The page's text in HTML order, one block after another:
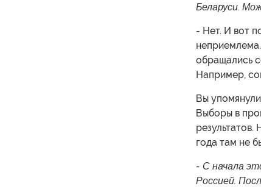
Беларуси.
- Нет. И вот
обращались
Например,
Вы
Выборы в
года там не
- С начала
Россией.